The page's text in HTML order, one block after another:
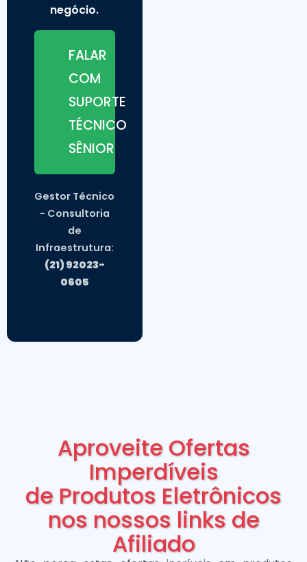
negócio.
FALAR
COM
SUPORTE
TÉCNICO
SÊNIOR
Gestor Técnico
- Consultoria
de
Infraestrutura:
(21) 92023-
0605
Aproveite Ofertas
Imperdíveis
de Produtos Eletrônicos
nos nossos links de
Afiliado